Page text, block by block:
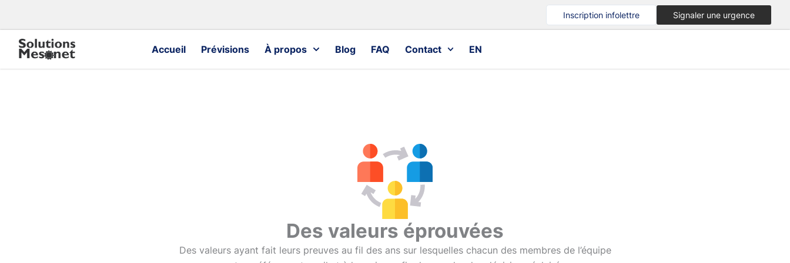
contenu
Inscription infolettre Signaler une urgence
Accueil Prévisions À propos Blog FAQ Contact EN
Des valeurs éprouvées
Des valeurs ayant fait leurs preuves au fil des ans sur lesquelles chacun des membres de l’équipe